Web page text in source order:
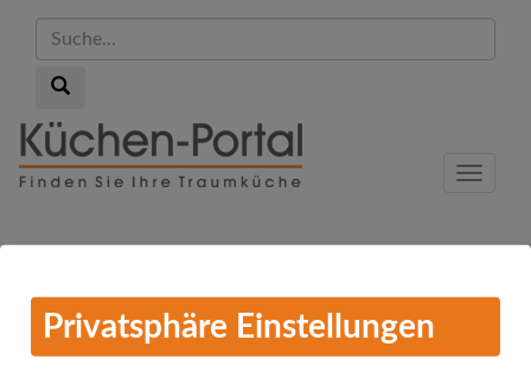
Suche...
Skip
to
main
Menu
Aktuelles zum Thema Küche
kaufen
Privatsphäre Einstellungen